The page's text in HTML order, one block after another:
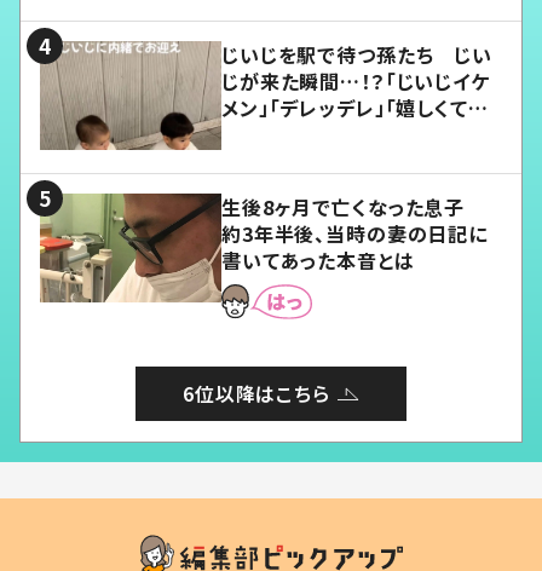
じいじを駅で待つ孫たち じい
じが来た瞬間…！？「じいじイケ
メン」「デレッデレ」「嬉しくて可
生後8ヶ月で亡くなった息子
約3年半後、当時の妻の日記に
書いてあった本音とは
6位以降はこちら